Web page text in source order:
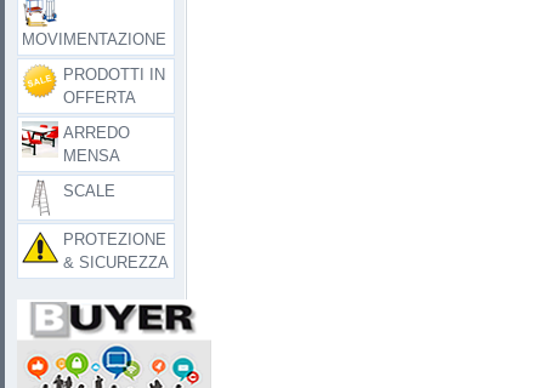
MOVIMENTAZIONE
PRODOTTI IN
OFFERTA
ARREDO
MENSA
SCALE
PROTEZIONE
& SICUREZZA